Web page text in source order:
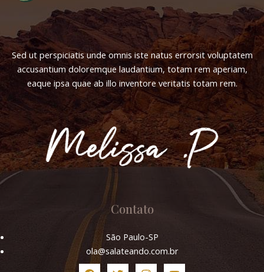
Sed ut perspiciatis unde omnis iste natus errorsit voluptatem
accusantium doloremque laudantium, totam rem aperiam,
eaque ipsa quae ab illo inventore veritatis totam rem.
Contato
São Paulo-SP
ola@salateando.com.br